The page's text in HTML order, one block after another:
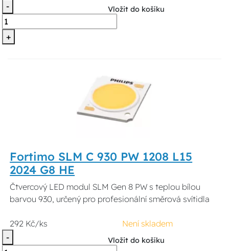
-
+
Vložit do košíku
Fortimo SLM C 930 PW 1208 L15
2024 G8 HE
Čtvercový LED modul SLM Gen 8 PW s teplou bílou
barvou 930, určený pro profesionální směrová svítidla
292 Kč/ks
Není skladem
-
Vložit do košíku